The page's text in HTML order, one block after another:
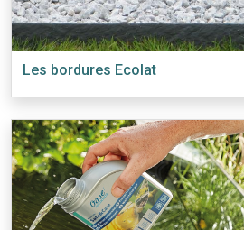
Les bordures Ecolat